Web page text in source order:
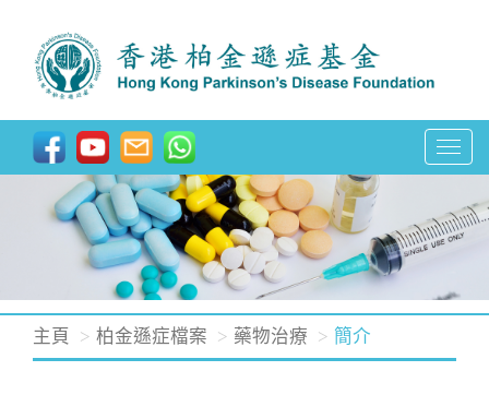
T
o
g
g
e
a
主頁 柏金遜症檔案 藥物治療 簡介